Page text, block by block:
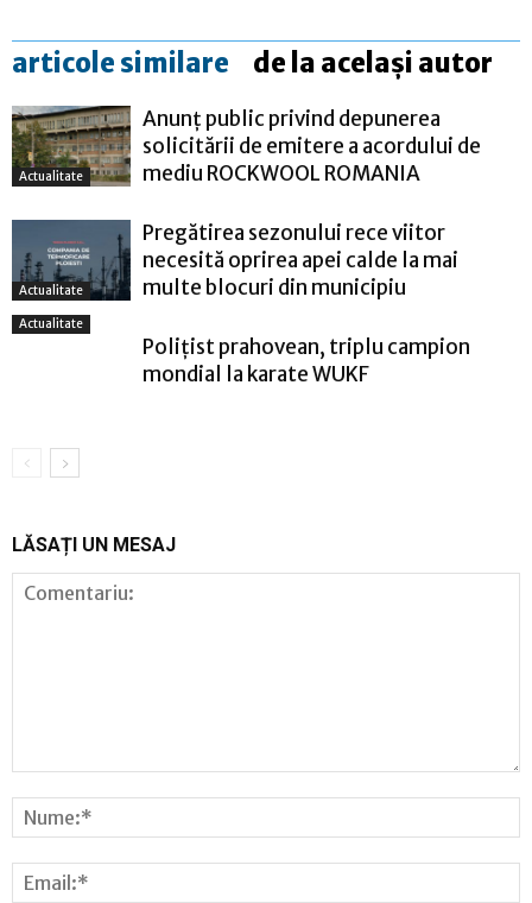
articole similare de la același autor
Actualitate
Anunț public privind depunerea
solicitării de emitere a acordului de
mediu ROCKWOOL ROMANIA
Actualitate
Pregătirea sezonului rece viitor
necesită oprirea apei calde la mai
multe blocuri din municipiu
Actualitate
Polițist prahovean, triplu campion
mondial la karate WUKF
LĂSAȚI UN MESAJ